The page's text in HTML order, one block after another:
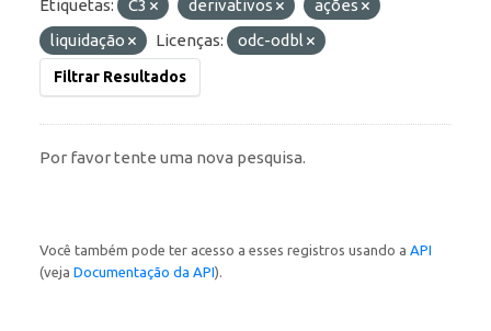
Etiquetas: C3 derivativos
ações
liquidação
Licenças: odc-odbl
Filtrar Resultados
Por favor tente uma nova pesquisa.
Você também pode ter acesso a esses registros usando a API
(veja Documentação da API).